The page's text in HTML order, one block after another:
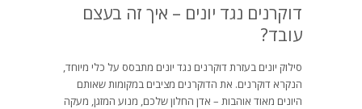
דוקרנים נגד יונים – איך זה בעצם
עובד?
סילוק יונים בעזרת דוקרנים נגד יונים מתבסס על כלי מיוחד,
הנקרא דוקרנים. את הדוקרנים מציבים במקומות שאותם
היונים מאוד אוהבות – אדן החלון שלכם, מנוע המזגן, מעקה